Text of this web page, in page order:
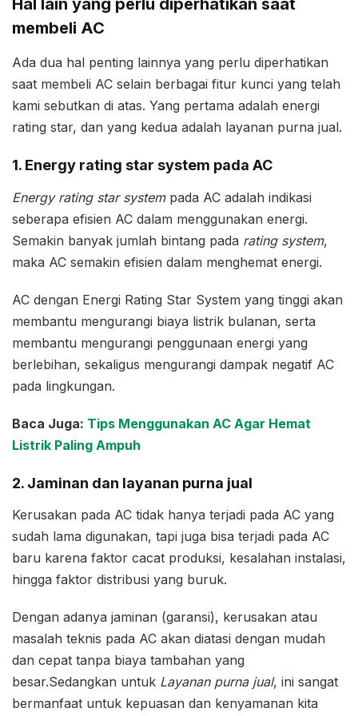
Hal lain yang perlu diperhatikan saat
membeli AC
Ada dua hal penting lainnya yang perlu diperhatikan
saat membeli AC selain berbagai fitur kunci yang telah
kami sebutkan di atas. Yang pertama adalah energi
rating star, dan yang kedua adalah layanan purna jual.
1. Energy rating star system pada AC
Energy rating star systempada AC adalah indikasi
seberapa efisien AC dalam menggunakan energi.
Semakin banyak jumlah bintang pada rating system,
maka AC semakin efisien dalam menghemat energi.
AC dengan Energi Rating Star System yang tinggi akan
membantu mengurangi biaya listrik bulanan, serta
membantu mengurangi penggunaan energi yang
berlebihan, sekaligus mengurangi dampak negatif AC
pada lingkungan.
Baca Juga: Tips Menggunakan AC Agar Hemat
Listrik Paling Ampuh
2. Jaminan dan layanan purna jual
Kerusakan pada AC tidak hanya terjadi pada AC yang
sudah lama digunakan, tapi juga bisa terjadi pada AC
baru karena faktor cacat produksi, kesalahan instalasi,
hingga faktor distribusi yang buruk.
Dengan adanya jaminan (garansi), kerusakan atau
masalah teknis pada AC akan diatasi dengan mudah
dan cepat tanpa biaya tambahan yang
besar.Sedangkan untuk Layanan purna jual, ini sangat
bermanfaat untuk kepuasan dan kenyamanan kita